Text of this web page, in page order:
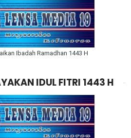
Ibadah Ramadhan 1443 H
IDUL FITRI 1443 H